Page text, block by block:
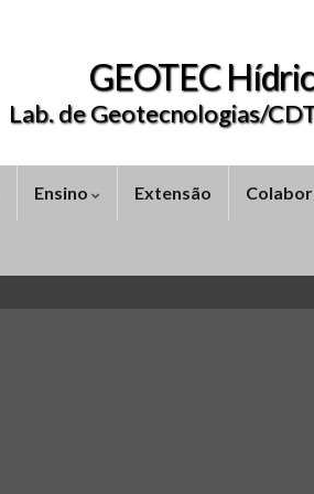
GEOTEC
Lab. de Geotecnologias/
Ensino Extensão